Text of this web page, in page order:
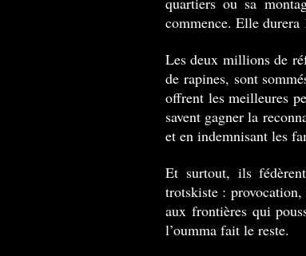
commence. Elle durera
Les deux millions de
de rapines, sont
offrent les meilleures
savent gagner la
et en indemnisant les
Et surtout, ils
trotskiste : provocation,
aux frontières qui
l’oumma fait le reste.